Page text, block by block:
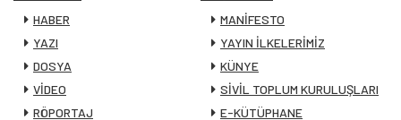
HABER
YAZI
DOSYA
VİDEO
RÖPORTAJ
MANİFESTO
YAYIN İLKELERİMİZ
KÜNYE
SİVİL TOPLUM KURULUŞLARI
E-KÜTÜPHANE